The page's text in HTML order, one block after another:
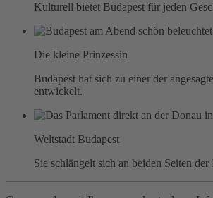
Kulturell bietet Budapest für jeden
Die kleine Prinzessin
Budapest hat sich zu einer der
entwickelt.
Weltstadt Budapest
Sie schlängelt sich an beiden Seiten